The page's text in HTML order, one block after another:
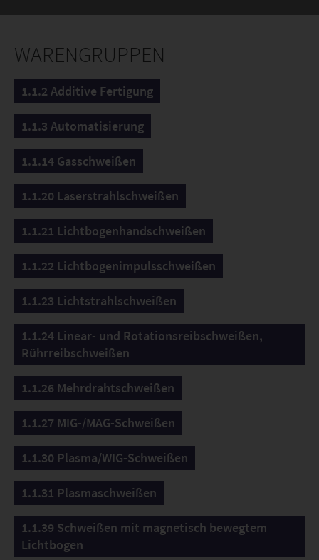
WARENGRUPPEN
1.1.2 Additive Fertigung
1.1.3 Automatisierung
1.1.14 Gasschweißen
1.1.20 Laserstrahlschweißen
1.1.21 Lichtbogenhandschweißen
1.1.22 Lichtbogenimpulsschweißen
1.1.23 Lichtstrahlschweißen
1.1.24 Linear- und Rotationsreibschweißen,
Rührreibschweißen
1.1.26 Mehrdrahtschweißen
1.1.27 MIG-/MAG-Schweißen
1.1.30 Plasma/WIG-Schweißen
1.1.31 Plasmaschweißen
1.1.39 Schweißen mit magnetisch bewegtem
Lichtbogen